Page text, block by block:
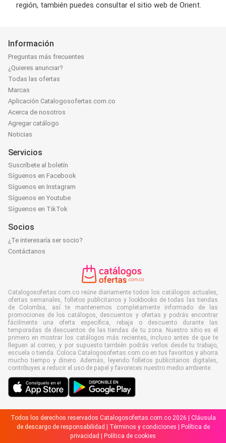
región, también puedes consultar el sitio web de Orient.
Información
Preguntas más frecuentes
¿Quieres anunciar?
Todas las ofertas
Marcas
Aplicación Catalogosofertas.com.co
Acerca de nosotros
Agregar catálogo
Noticias
Servicios
Suscríbete al boletín
Síguenos en Facebook
Síguenos en Instagram
Síguenos en Youtube
Síguenos en TikTok
Socios
¿Te interesaría ser socio?
Contáctanos
Catalogosofertas.com.co reúne diariamente todos los catálogos actuales,
ofertas semanales, folletos publicitarios y lookbooks de todas las tiendas
de Colombia, así te mantenemos completamente informado de las
promociones de los catálogos, descuentos y ofertas y podrás encontrar
fácilmente una oferta específica, rebaja o descuento durante las
temporadas de descuentos de las tiendas de tu zona. Nuestro sitio es el
primero en mostrar los catálogos más recientes, incluso antes de que te
lleguen al correo, y por supuesto también podrás verlos desde tu trabajo,
escuela o tienda. Coloca Catalogosofertas.com.co en tus favoritos y ahorra
mucho tiempo y dinero. Además, leyendo folletos publicitarios digitales,
contribuyes a reducir el uso de papel y favoreces nuestro medio ambiente.
Todos los derechos reservados Catalogosofertas.com.co 2026 | Cláusula
de descargo de responsabilidad
Términos y condiciones
Política de
privacidad
Política de cookies